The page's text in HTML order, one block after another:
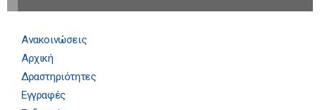
Ανακοινώσεις
Αρχική
Δραστηριότητες
Εγγραφές